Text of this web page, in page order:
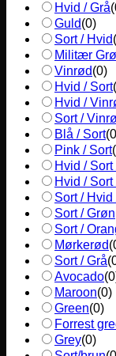
Hvid / Grå(
Guld(0)
Sort / Hvid(
Militær
Vinrød(0)
Hvid / Sort(
Hvid /
Sort /
Blå / Sort(0
Pink / Sort(
Hvid /
Hvid /
Sort / Hvid
Sort / Grøn
Sort /
Mørkerød(
Sort / Grå(
Avocado(0
Maroon(0)
Green(0)
Forrest
Grey(0)